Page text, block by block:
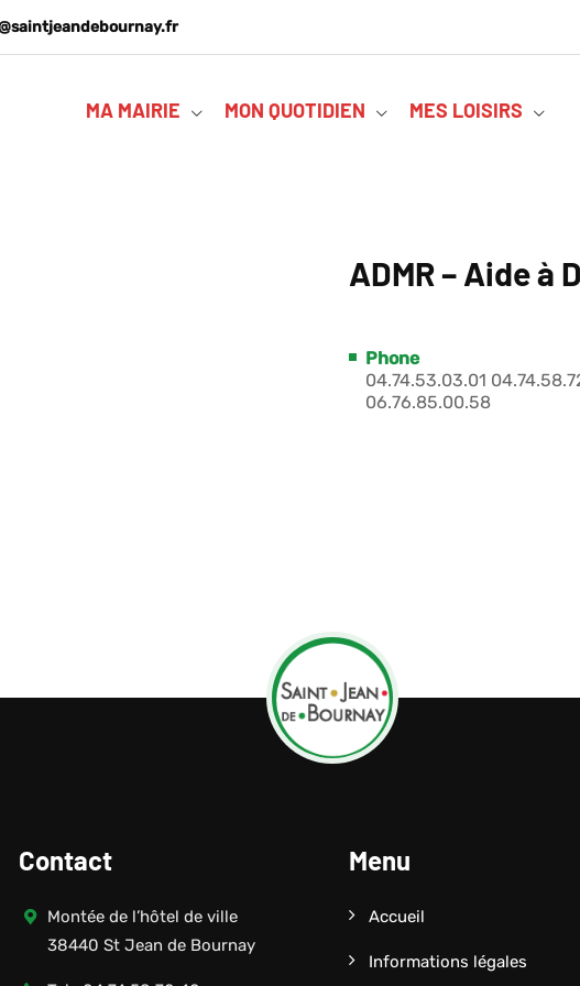
MA MAIRIE MON QUOTIDIEN MES LOISIRS
ADMR – Aide à
Phone
04.74.53.03.01
06.76.85.00.58
Contact
Montée de l’hôtel de ville
38440 St Jean de Bournay
Menu
Accueil
Informations légales